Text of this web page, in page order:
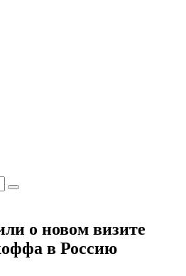
о новом визите
в Россию